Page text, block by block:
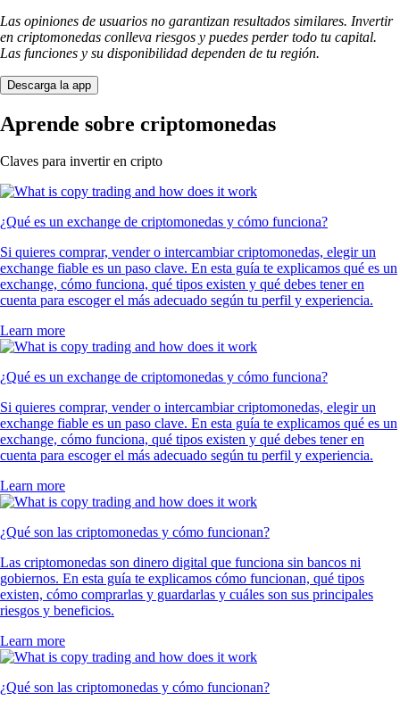
Las opiniones de usuarios no garantizan resultados similares. Invertir
en criptomonedas conlleva riesgos y puedes perder todo tu capital.
Las funciones y su disponibilidad dependen de tu región.
Descarga la app
Aprende sobre criptomonedas
Claves para invertir en cripto
¿Qué es un exchange de criptomonedas y cómo funciona?
Si quieres comprar, vender o intercambiar criptomonedas, elegir un
exchange fiable es un paso clave. En esta guía te explicamos qué es un
exchange, cómo funciona, qué tipos existen y qué debes tener en
cuenta para escoger el más adecuado según tu perfil y experiencia.
Learn more
¿Qué es un exchange de criptomonedas y cómo funciona?
Si quieres comprar, vender o intercambiar criptomonedas, elegir un
exchange fiable es un paso clave. En esta guía te explicamos qué es un
exchange, cómo funciona, qué tipos existen y qué debes tener en
cuenta para escoger el más adecuado según tu perfil y experiencia.
Learn more
¿Qué son las criptomonedas y cómo funcionan?
Las criptomonedas son dinero digital que funciona sin bancos ni
gobiernos. En esta guía te explicamos cómo funcionan, qué tipos
existen, cómo comprarlas y guardarlas y cuáles son sus principales
riesgos y beneficios.
Learn more
¿Qué son las criptomonedas y cómo funcionan?